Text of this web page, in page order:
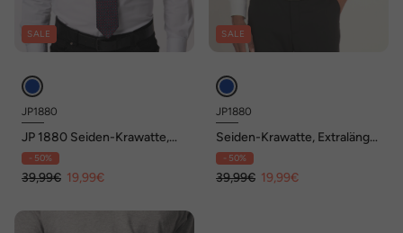
SALE
JP1880
JP 1880 Seiden-Krawatte,
Muster, extra lang
- 50%
39,99€ 19,99€
SALE
JP1880
Seiden-Krawatte, Extralänge,
7,5 cm breit
- 50%
39,99€ 19,99€